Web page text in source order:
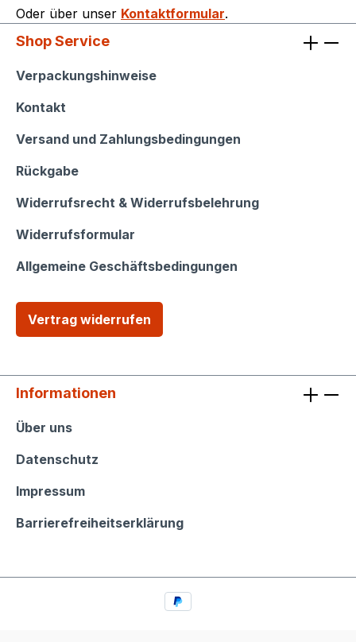
Oder über unser Kontaktformular.
Shop Service
Shop Service
Verpackungshinweise
Kontakt
Versand und Zahlungsbedingungen
Rückgabe
Widerrufsrecht & Widerrufsbelehrung
Widerrufsformular
Allgemeine Geschäftsbedingungen
Vertrag widerrufen
Informationen
Informationen
Über uns
Datenschutz
Impressum
Barrierefreiheitserklärung